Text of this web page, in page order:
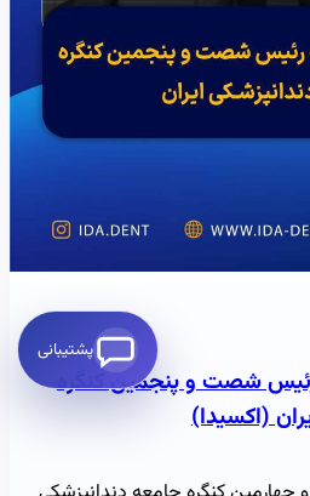
شصت و پنجمین کنگره
(اکسیدا)
پشتیبانی